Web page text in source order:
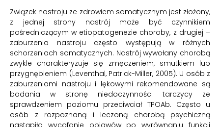
Związek nastroju ze zdrowiem somatycznym jest złożony,
z jednej strony nastrój może być czynnikiem
pośredniczącym w etiopatogenezie choroby, z drugiej –
zaburzenia nastroju często występują w różnych
schorzeniach somatycznych. Nastrój wywołany chorobą
zwykle charakteryzuje się zmęczeniem, smutkiem lub
przygnębieniem (Leventhal, Patrick-Miller, 2005). U osób z
zaburzeniami nastroju i lękowymi rekomendowane są
badania w stronę niedoczynności tarczycy ze
sprawdzeniem poziomu przeciwciał TPOAb. Często u
osób z rozpoznaną i leczoną chorobą psychiczną
nastąpiło wycofanie objawów po wyrównaniu funkcji